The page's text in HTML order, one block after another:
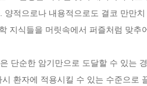
양적으로나 내용적으로도 결코 만만
지식들을 머릿속에서 퍼즐처럼 맞
단순한 암기만으로 도달할 수 있는
환자에 적용시킬 수 있는 수준으로